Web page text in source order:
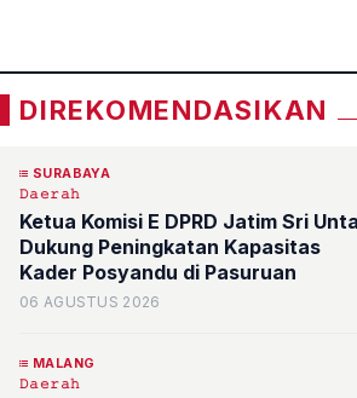
DIREKOMENDASIKAN
SURABAYA
𝙳𝚊𝚎𝚛𝚊𝚑
Ketua Komisi E DPRD Jatim Sri
Dukung Peningkatan Kapasitas
Kader Posyandu di Pasuruan
06 AGUSTUS 2026
MALANG
𝙳𝚊𝚎𝚛𝚊𝚑